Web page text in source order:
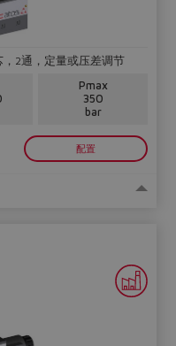
2通，定量或压差调节
Pmax
350
bar
配置